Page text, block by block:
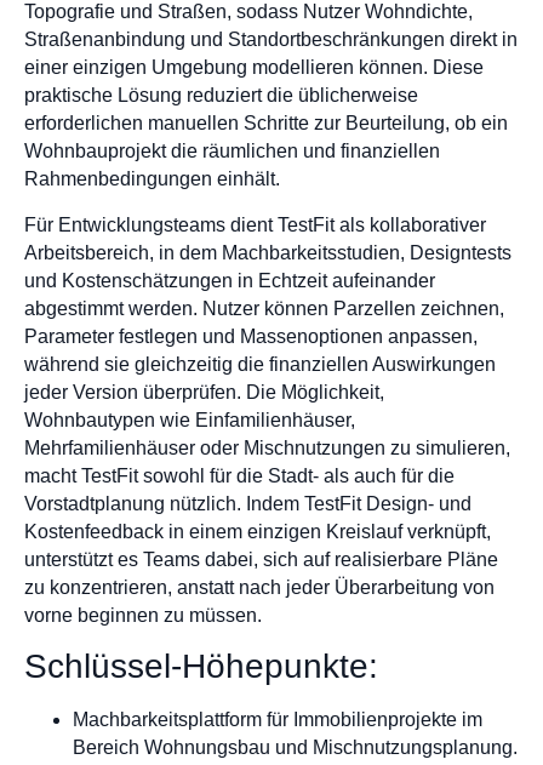
Topografie und Straßen, sodass Nutzer Wohndichte,
Straßenanbindung und Standortbeschränkungen direkt in
einer einzigen Umgebung modellieren können. Diese
praktische Lösung reduziert die üblicherweise
erforderlichen manuellen Schritte zur Beurteilung, ob ein
Wohnbauprojekt die räumlichen und finanziellen
Rahmenbedingungen einhält.
Für Entwicklungsteams dient TestFit als kollaborativer
Arbeitsbereich, in dem Machbarkeitsstudien, Designtests
und Kostenschätzungen in Echtzeit aufeinander
abgestimmt werden. Nutzer können Parzellen zeichnen,
Parameter festlegen und Massenoptionen anpassen,
während sie gleichzeitig die finanziellen Auswirkungen
jeder Version überprüfen. Die Möglichkeit,
Wohnbautypen wie Einfamilienhäuser,
Mehrfamilienhäuser oder Mischnutzungen zu simulieren,
macht TestFit sowohl für die Stadt- als auch für die
Vorstadtplanung nützlich. Indem TestFit Design- und
Kostenfeedback in einem einzigen Kreislauf verknüpft,
unterstützt es Teams dabei, sich auf realisierbare Pläne
zu konzentrieren, anstatt nach jeder Überarbeitung von
vorne beginnen zu müssen.
Schlüssel-Höhepunkte:
Machbarkeitsplattform für Immobilienprojekte im
Bereich Wohnungsbau und Mischnutzungsplanung.